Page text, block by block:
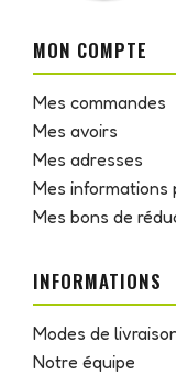
MON COMPTE
Mes commandes
Mes avoirs
Mes adresses
Mes informations
Mes bons de
INFORMATIONS
Modes de
Notre équipe